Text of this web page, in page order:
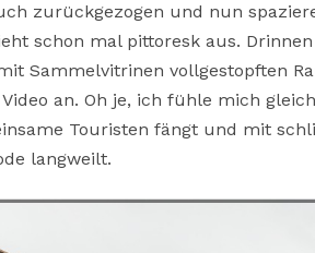
zurückgezogen und nun
schon mal pittoresk aus.
Sammelvitrinen vollgestopften
an. Oh je, ich fühle mich
Touristen fängt und mit
langweilt.